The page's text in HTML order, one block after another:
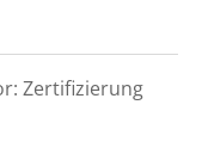
Zertifizierung